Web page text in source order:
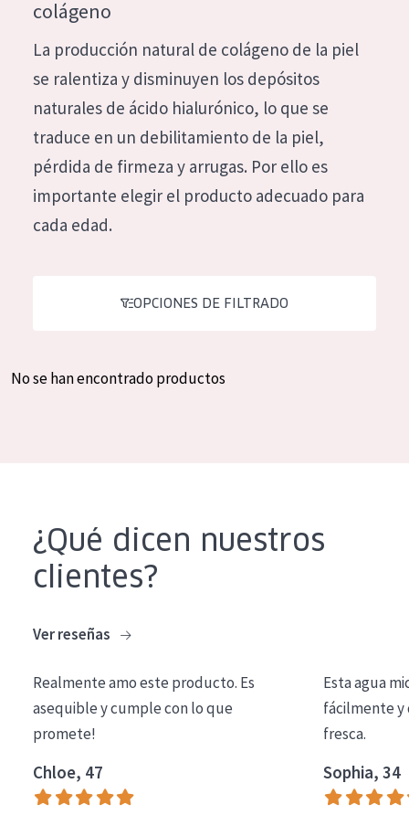
Hidratación y luminosidad
Reducción de arrugas
Regeneración
Piel menopáusica
TIPO DE PRODUCTO
Crema de ojos
Limpieza
Expert
TIPO DE PIEL
Piel mixata o grasa
Piel madura
Piel menopáusica
German
Spanish
colágeno
La producción natural de colágeno de la piel
se ralentiza y disminuyen los depósitos
naturales de ácido hialurónico, lo que se
traduce en un debilitamiento de la piel,
pérdida de firmeza y arrugas. Por ello es
importante elegir el producto adecuado para
cada edad.
OPCIONES DE FILTRADO
No se han encontrado productos
¿Qué dicen nuestros
clientes?
Ver reseñas
Realmente amo este producto. Es
asequible y cumple con lo que
promete!
Chloe, 47
Esta agua
fácilmente y
fresca.
Sophia, 34